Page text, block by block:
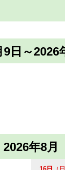
日～2026
2026年8月